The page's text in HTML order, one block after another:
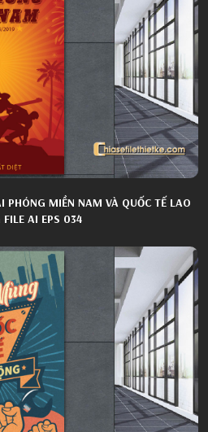
MIỀN NAM VÀ QUỐC TẾ LAO
FILE AI EPS 034